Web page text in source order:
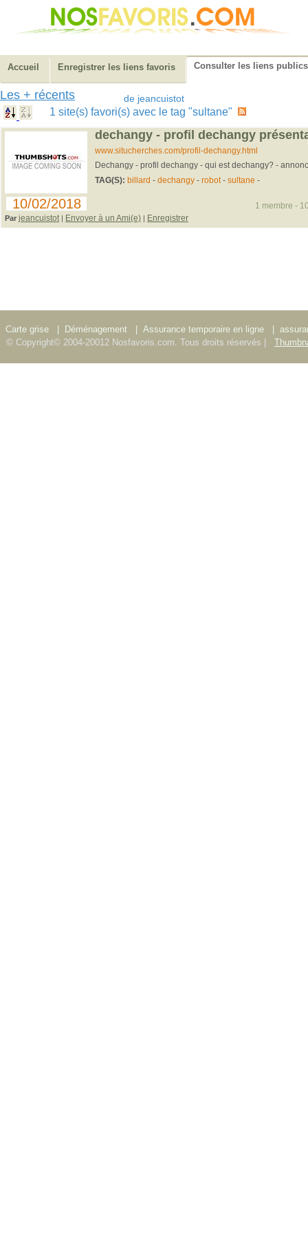
Accueil Enregistrer les liens favoris Consulter les liens publics
Les + récents de jeancuistot
1 site(s) favori(s) avec le tag "sultane"
10/02/2018
dechangy - profil dechangy
www.situcherches.com/profil-dechangy.html
Dechangy - profil dechangy - qui est dechangy? -
TAG(S): billard - dechangy- robot- sultane -
Par jeancuistot | Envoyer à un Ami(e) | Enregistrer
1 membre -
Carte grise Déménagement Assurance temporaire en ligne
© Copyright© 2004-20012 Nosfavoris.com. Tous droits réservés |